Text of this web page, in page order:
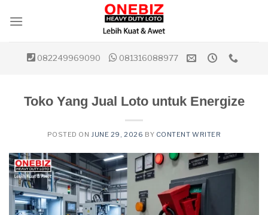
082249969090 081316088977
Toko Yang Jual Loto untuk Energize
POSTED ON JUNE 29, 2026 BY CONTENT WRITER